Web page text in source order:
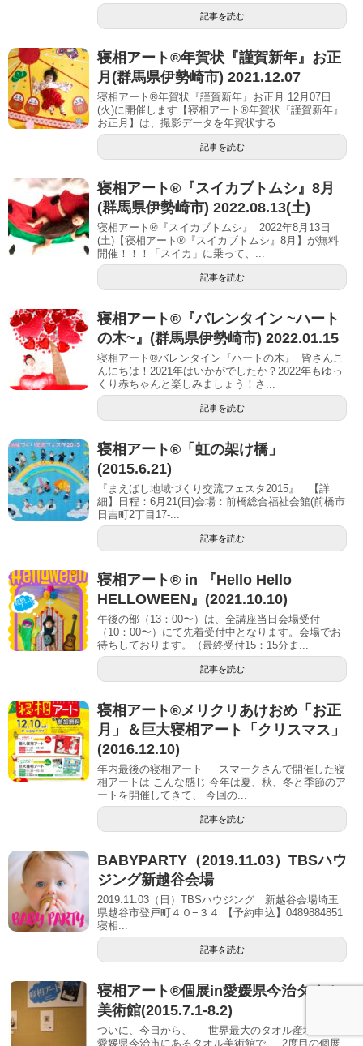
記事を読む
寝相アート®︎年賀状『謹賀新年』お正
月(群馬県伊勢崎市) 2021.12.07
寝相アート®年賀状『謹賀新年』お正月 12月07日
(火)に開催します【寝相アート®︎年賀状『謹賀新年』
お正月】は、撮影データを年賀状する...
記事を読む
寝相アート®︎『スイカブトムシ』8月
(群馬県伊勢崎市) 2022.08.13(土)
寝相アート®『スイカブトムシ』 2022年8月13日
(土)【寝相アート®︎『スイカブトムシ』8月】が無料
開催！！！「スイカ」に乗って、...
記事を読む
寝相アート®︎『バレンタイン ~ハート
の木~』(群馬県伊勢崎市) 2022.01.15
寝相アート®バレンタイン『ハートの木』 皆さんこ
んにちは！2021年はいかがでしたか？2022年もゆっ
くり赤ちゃんと楽しみましょう！さ...
記事を読む
寝相アート®「虹の架け橋」
(2015.6.21)
『まえばし地域づくり交流フェスタ2015』 【詳
細】日程：6月21(日)会場：前橋総合福祉会館(前橋市
日吉町2丁目17-...
記事を読む
寝相アート®︎ in 『Hello Hello
HELLOWEEN』(2021.10.10)
午後の部（13：00〜）は、全講座当日会場受付
（10：00〜）にて先着受付中となります。会場でお
待ちしております。（最終受付15：15分ま...
記事を読む
寝相アート®メリクリあけおめ「お正
月」＆巨大寝相アート「クリスマス」
(2016.12.10)
年内最後の寝相アート スマークさんで開催した寝
相アートは こんな感じ 今年は夏、秋、冬と季節のア
ートを開催してきて、 今回の...
記事を読む
BABYPARTY（2019.11.03）TBSハウ
ジング新越谷会場
2019.11.03（日）TBSハウジング 新越谷会場埼玉
県越谷市登戸町４０−３４ 【予約申込】0489884851
寝相...
記事を読む
寝相アート®個展in愛媛県今治タオル
美術館(2015.7.1-8.2)
ついに、今日から、 世界最大のタオル産地、
愛媛県今治市にあるタオル美術館で 2度目の個展